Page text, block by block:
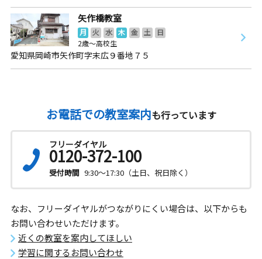
矢作橋教室
月 火 水 木 金 土
日
2歳～高校生
愛知県岡崎市矢作町字末広９番地７５
お電話での教室案内も行っています
フリーダイヤル
0120-372-100
受付時間 9:30～17:30（土日、祝日除く）
なお、フリーダイヤルがつながりにくい場合は、以下からも
お問い合わせいただけます。
近くの教室を案内してほしい
学習に関するお問い合わせ